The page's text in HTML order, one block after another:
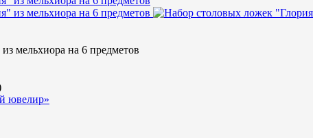
мельхиора на 6 предметов
ювелир»